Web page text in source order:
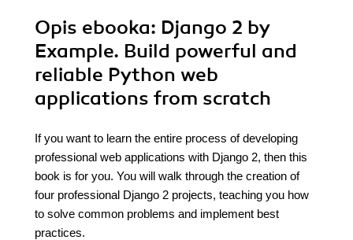
Opis ebooka: Django 2 by
Example. Build powerful and
reliable Python web
applications from scratch
If you want to learn the entire process of developing
professional web applications with Django 2, then this
book is for you. You will walk through the creation of
four professional Django 2 projects, teaching you how
to solve common problems and implement best
practices.